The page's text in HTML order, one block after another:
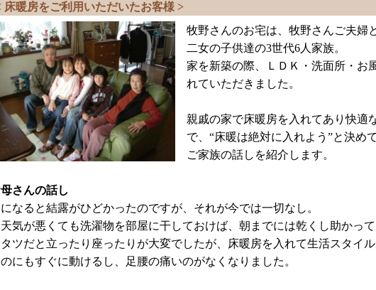
床暖房をご利用いただいたお客様 >
牧野さんのお宅は、牧野さんご夫婦
二女の子供達の3世代6人家族。
家を新築の際、ＬＤＫ・洗面所・お
れていただきました。
親戚の家で床暖房を入れてあり快適
で、“床暖は絶対に入れよう”と決め
ご家族の話しを紹介します。
さんの話し
なると結露がひどかったのですが、それが今では一切なし。
気が悪くても洗濯物を部屋に干しておけば、朝までには乾くし助かって
ツだと立ったり座ったりが大変でしたが、床暖房を入れて生活スタイ
にもすぐに動けるし、足腰の痛いのがなくなりました。